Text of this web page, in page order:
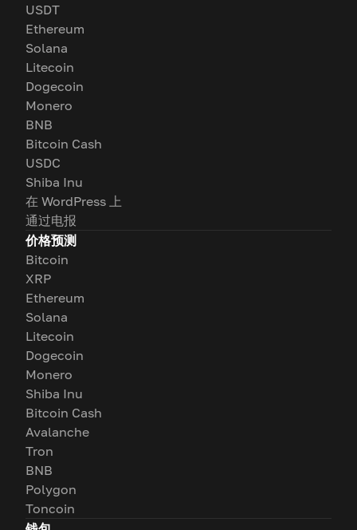
USDT
Ethereum
Solana
Litecoin
Dogecoin
Monero
BNB
Bitcoin Cash
USDC
Shiba Inu
在 WordPress 上
通过电报
价格预测
Bitcoin
XRP
Ethereum
Solana
Litecoin
Dogecoin
Monero
Shiba Inu
Bitcoin Cash
Avalanche
Tron
BNB
Polygon
Toncoin